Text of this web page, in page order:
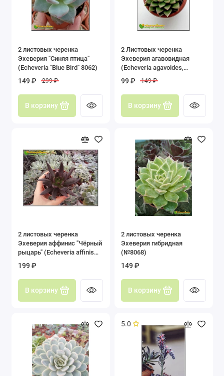
2 листовых черенка
Эхеверия "Синяя птица"
(Echeveria "Blue Bird" 8062)
149 ₽ 299 ₽
В корзину
2 Листовых черенка
Эхеверия агавовидная
(Echeveria agavoides,
99 ₽ 149 ₽
В корзину
2 листовых черенка
Эхеверия аффинис "Чёрный
рыцарь" (Echeveria affinis
199 ₽
В корзину
2 листовых черенка
Эхеверия гибридная
(№8068)
149 ₽
В корзину
5.0